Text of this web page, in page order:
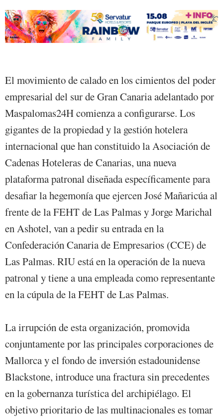
El movimiento de calado en los cimientos del poder
empresarial del sur de Gran Canaria adelantado por
Maspalomas24H comienza a configurarse. Los
gigantes de la propiedad y la gestión hotelera
internacional que han constituido la Asociación de
Cadenas Hoteleras de Canarias, una nueva
plataforma patronal diseñada específicamente para
desafiar la hegemonía que ejercen José Mañaricúa al
frente de la FEHT de Las Palmas y Jorge Marichal
en Ashotel, van a pedir su entrada en la
Confederación Canaria de Empresarios (CCE) de
Las Palmas. RIU está en la operación de la nueva
patronal y tiene a una empleada como representante
en la cúpula de la FEHT de Las Palmas.
La irrupción de esta organización, promovida
conjuntamente por las principales corporaciones de
Mallorca y el fondo de inversión estadounidense
Blackstone, introduce una fractura sin precedentes
en la gobernanza turística del archipiélago. El
objetivo prioritario de las multinacionales es tomar